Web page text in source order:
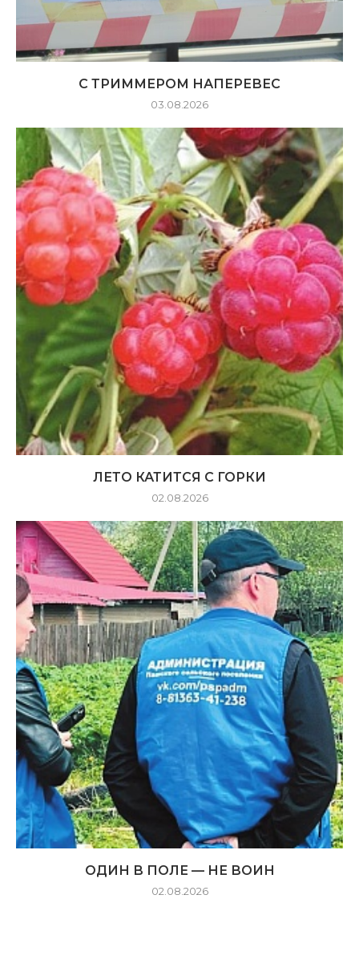
С ТРИММЕРОМ НАПЕРЕВЕС
03.08.2026
ЛЕТО КАТИТСЯ С ГОРКИ
02.08.2026
ОДИН В ПОЛЕ — НЕ ВОИН
02.08.2026